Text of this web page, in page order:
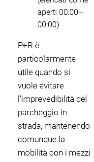
aperti 00:00–
00:00)
P+R è
particolarmente
utile quando si
vuole evitare
l’imprevedibilità del
parcheggio in
strada, mantenendo
comunque la
mobilità con i mezzi